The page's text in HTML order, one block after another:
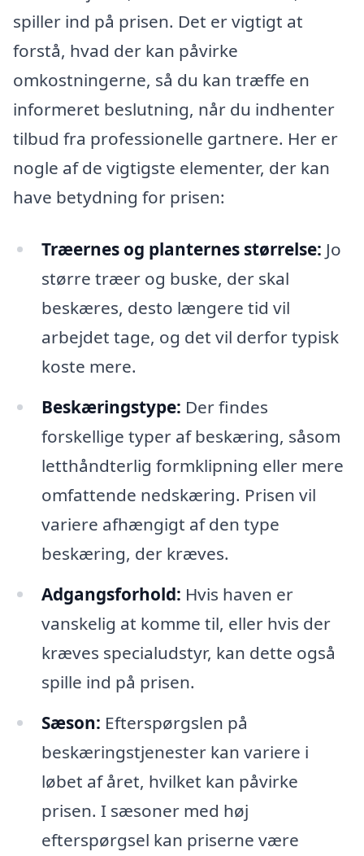
spiller ind på prisen. Det er vigtigt at
forstå, hvad der kan påvirke
omkostningerne, så du kan træffe en
informeret beslutning, når du indhenter
tilbud fra professionelle gartnere. Her er
nogle af de vigtigste elementer, der kan
have betydning for prisen:
Træernes og planternes størrelse: Jo
større træer og buske, der skal
beskæres, desto længere tid vil
arbejdet tage, og det vil derfor typisk
koste mere.
Beskæringstype: Der findes
forskellige typer af beskæring, såsom
letthåndterlig formklipning eller mere
omfattende nedskæring. Prisen vil
variere afhængigt af den type
beskæring, der kræves.
Adgangsforhold: Hvis haven er
vanskelig at komme til, eller hvis der
kræves specialudstyr, kan dette også
spille ind på prisen.
Sæson: Efterspørgslen på
beskæringstjenester kan variere i
løbet af året, hvilket kan påvirke
prisen. I sæsoner med høj
efterspørgsel kan priserne være